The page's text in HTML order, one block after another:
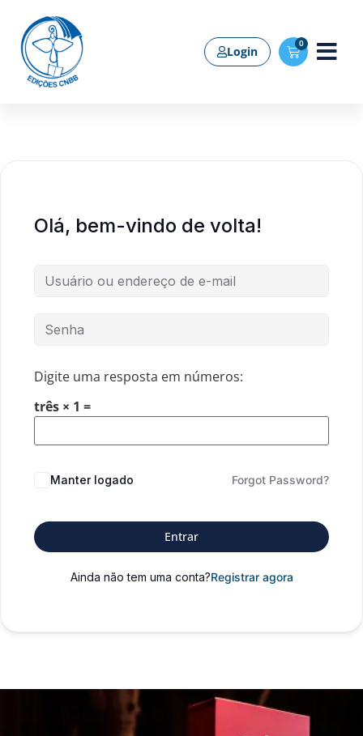
Login
0
Olá, bem-vindo de volta!
Digite uma resposta em números:
três × 1 =
Manter logado Forgot Password?
Entrar
Ainda não tem uma conta?Registrar agora